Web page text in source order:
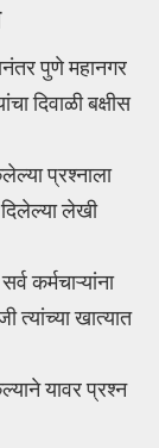
पुणे महानगर
दिवाळी बक्षीस
प्रश्नाला
लेखी
कर्मचाऱ्यांना
त्यांच्या खात्यात
यावर प्रश्न